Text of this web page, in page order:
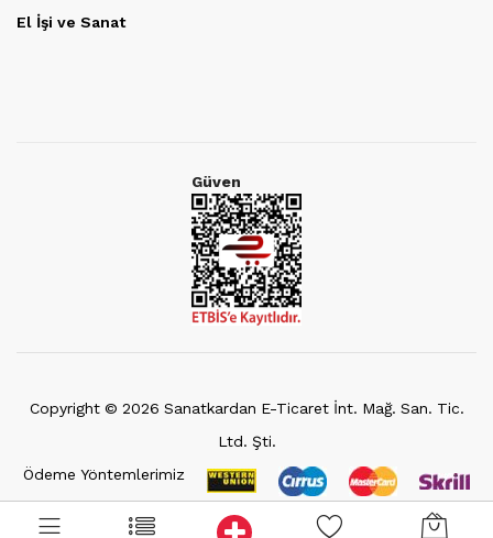
El İşi ve Sanat
Güven
Copyright © 2026 Sanatkardan E-Ticaret İnt. Mağ. San. Tic.
Ltd. Şti.
Ödeme Yöntemlerimiz